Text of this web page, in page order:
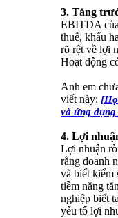
3. Tăng
EBITDA
thuế, khấu
rõ rệt về lợi
Hoạt động
Anh em
viết này:
và ứng
4. Lợi
Lợi nhuận
rằng doanh
và biết kiểm
tiềm năng
nghiệp biết
yếu tố lợi